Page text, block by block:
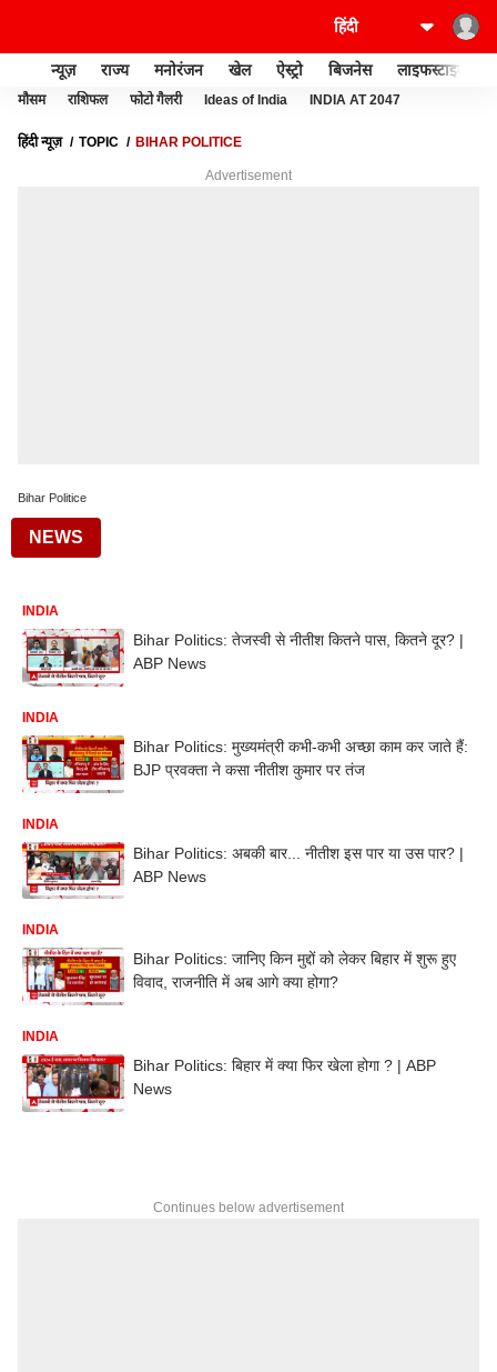
न्यूज़ राज्य मनोरंजन खेल ऐस्ट्रो बिजनेस लाइफस्टाइल
मौसम राशिफल फोटो गैलरी Ideas of India INDIA AT 2047
हिंदी न्यूज़ TOPIC BIHAR POLITICE
Advertisement
Bihar Politice
NEWS
INDIA
Bihar Politics: तेजस्वी से नीतीश कितने पास, कितने दूर? |
ABP News
INDIA
Bihar Politics: मुख्यमंत्री कभी-कभी अच्छा काम कर जाते हैं:
BJP प्रवक्ता ने कसा नीतीश कुमार पर तंज
INDIA
Bihar Politics: अबकी बार... नीतीश इस पार या उस पार? |
ABP News
INDIA
Bihar Politics: जानिए किन मुद्दों को लेकर बिहार में शुरू हुए
विवाद, राजनीति में अब आगे क्या होगा?
INDIA
Bihar Politics: बिहार में क्या फिर खेला होगा ? | ABP
News
Continues below advertisement